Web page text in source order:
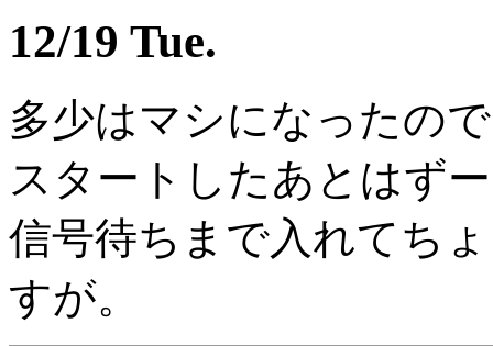
12/19 Tue.
多少はマシになったの
スタートしたあとはず
信号待ちまで入れてち
すが。